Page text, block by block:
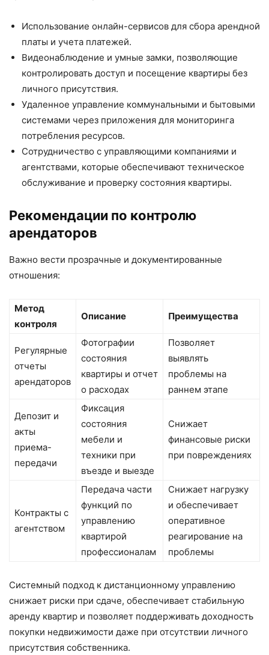
Использование онлайн-сервисов для сбора арендной
платы и учета платежей.
Видеонаблюдение и умные замки, позволяющие
контролировать доступ и посещение квартиры без
личного присутствия.
Удаленное управление коммунальными и бытовыми
системами через приложения для мониторинга
потребления ресурсов.
Сотрудничество с управляющими компаниями и
агентствами, которые обеспечивают техническое
обслуживание и проверку состояния квартиры.
Рекомендации по контролю
арендаторов
Важно вести прозрачные и документированные
отношения:
Метод
контроля
Описание Преимущества
Регулярные
отчеты
арендаторов
Фотографии
состояния
квартиры и отчет
о расходах
Позволяет
выявлять
проблемы на
раннем этапе
Депозит и
акты
приема-
передачи
Фиксация
состояния
мебели и
техники при
въезде и выезде
Снижает
финансовые риски
при повреждениях
Контракты с
агентством
Передача части
функций по
управлению
квартирой
профессионалам
Снижает нагрузку
и обеспечивает
оперативное
реагирование на
проблемы
Системный подход к дистанционному управлению
снижает риски при сдаче, обеспечивает стабильную
аренду квартир и позволяет поддерживать доходность
покупки недвижимости даже при отсутствии личного
присутствия собственника.